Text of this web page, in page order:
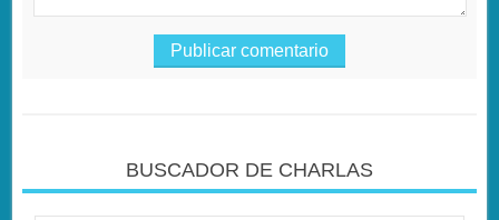
BUSCADOR DE CHARLAS